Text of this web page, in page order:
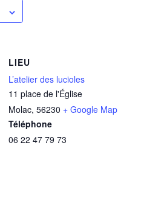
LIEU
L’atelier des lucioles
11 place de l'Église
Molac, 56230 + Google Map
Téléphone
06 22 47 79 73